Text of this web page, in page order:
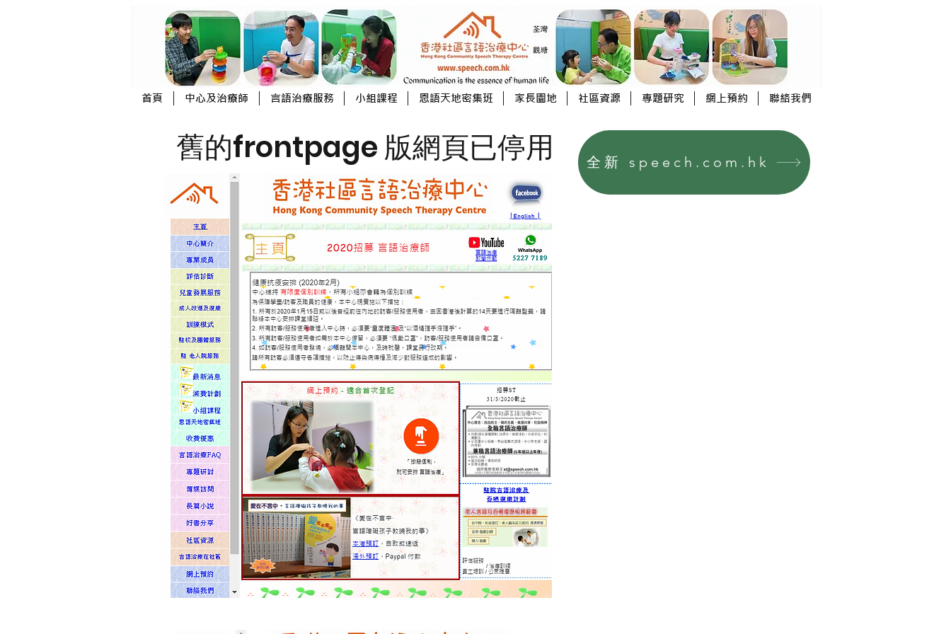
首頁 中心及治療師 言語治療服務 小組課程 恩語天地密集班 家長園地 社區資源 專題研究 網上預約 聯絡我們
舊的frontpage 版網頁已停用 全新 speech.com.hk